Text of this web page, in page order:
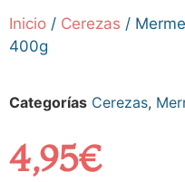
Inicio / Cerezas /
400g
Categorías Cerezas,
4,95€